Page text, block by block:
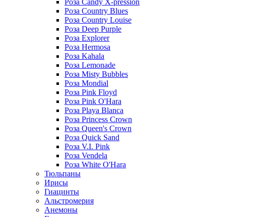
Роза Country Blues
Роза Country Louise
Роза Deep Purple
Роза Explorer
Роза Hermosa
Роза Kahala
Роза Lemonade
Роза Misty Bubbles
Роза Mondial
Роза Pink Floyd
Роза Pink O'Hara
Роза Playa Blanca
Роза Princess Crown
Роза Queen's Crown
Роза Quick Sand
Роза V.I. Pink
Роза Vendela
Роза White O'Hara
Тюльпаны
Ирисы
Гиацинты
Альстромерия
Анемоны